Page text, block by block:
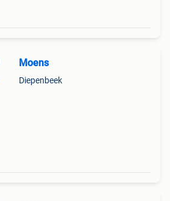
Moens
Diepenbeek